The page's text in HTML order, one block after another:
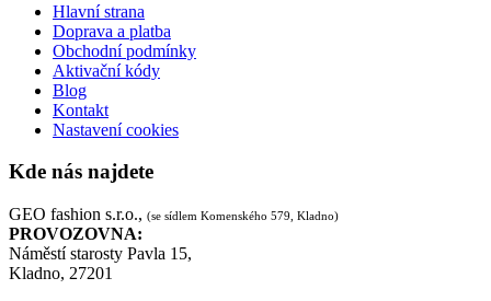
Hlavní strana
Doprava a platba
Obchodní podmínky
Aktivační kódy
Blog
Kontakt
Nastavení cookies
Kde nás najdete
GEO fashion s.r.o., (se sídlem Komenského 579, Kladno)
PROVOZOVNA:
Náměstí starosty Pavla 15,
Kladno, 27201